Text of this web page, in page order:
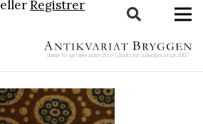
ellerRegistrer